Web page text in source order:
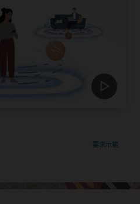
要求示範